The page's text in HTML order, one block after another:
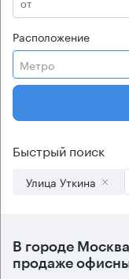
Расположение
Метро
Быстрый поиск
Улица Уткина
В городе
продаже